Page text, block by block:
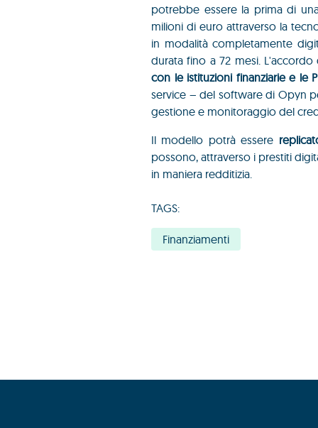
potrebbe essere la prima di
milioni di euro attraverso la
in modalità completamente
durata fino a 72 mesi.
con le istituzioni finanziarie e le
service – del software di Opyn
gestione e monitoraggio del
Il modello potrà essere
possono, attraverso i prestiti
in maniera redditizia.
TAGS:
Finanziamenti